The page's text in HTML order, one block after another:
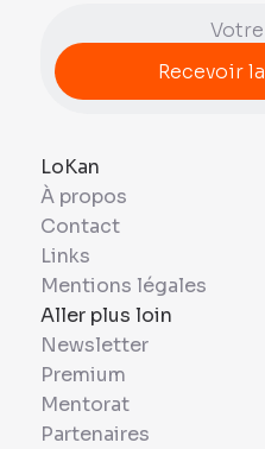
LoKan
À propos
Contact
Links
Mentions légales
Aller plus loin
Newsletter
Premium
Mentorat
Partenaires